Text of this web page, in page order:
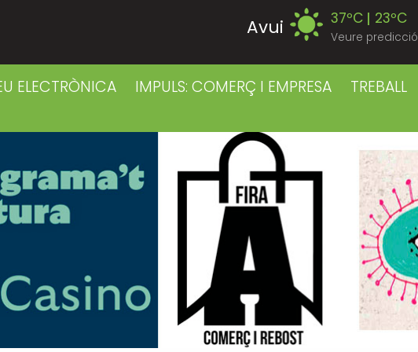
Avui 37ºC 23ºC
Veure predicció
Divendres 39ºC 23ºC
Diumenge 38ºC 23ºC
Dilluns 39ºC 23ºC
Dimarts 39ºC 22ºC
Dimecres 22ºC
ELECTRÒNICA IMPULS: COMERÇ I EMPRESA TREBALL